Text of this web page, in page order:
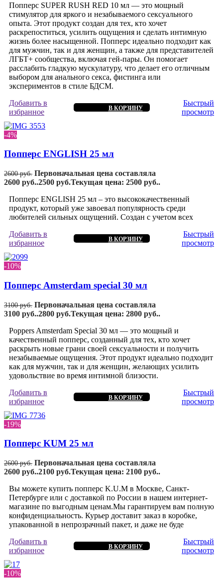
Попперс SUPER RUSH RED 10 мл — это мощный
стимулятор для яркого и незабываемого сексуального
опыта. Этот продукт создан для тех, кто хочет
раскрепоститься, усилить ощущения и сделать интимную
жизнь более насыщенной. Попперс идеально подходит как
для мужчин, так и для женщин, а также для представителей
ЛГБТ+ сообщества, включая гей-пары. Он помогает
расслабить гладкую мускулатуру, что делает его отличным
выбором для анального секса, фистинга или
экспериментов в стиле БДСМ.
Добавить в
избранное
В КОРЗИНУ
Быстрый
просмотр
-4%
Попперс ENGLISH 25 мл
2600руб. Первоначальная цена составляла
2600 руб..2500 руб.Текущая цена: 2500 руб..
Попперс ENGLISH 25 мл – это высококачественный
продукт, который уже завоевал популярность среди
любителей сильных ощущений. Создан с учетом всех
Добавить в
избранное
В КОРЗИНУ
Быстрый
просмотр
-10%
Попперс Amsterdam special 30 мл
3100руб. Первоначальная цена составляла
3100 руб..2800 руб.Текущая цена: 2800 руб..
Poppers Amsterdam Special 30 мл — это мощный и
качественный попперс, созданный для тех, кто хочет
раскрыть новые грани своей сексуальности и получить
незабываемые ощущения. Этот продукт идеально подходит
как для мужчин, так и для женщин, желающих усилить
удовольствие во время интимной близости.
Добавить в
избранное
В КОРЗИНУ
Быстрый
просмотр
-19%
Попперс KUM 25 мл
2600руб. Первоначальная цена составляла
2600 руб..2100 руб.Текущая цена: 2100 руб..
Вы можете купить попперс K.U.M в Москве, Санкт-
Петербурге или с доставкой по России в нашем интернет-
магазине по выгодным ценам.Мы гарантируем вам полную
конфиденциальность. Курьер доставит заказ в коробке,
упакованной в непрозрачный пакет, и даже не буде
Добавить в
избранное
В КОРЗИНУ
Быстрый
просмотр
-10%